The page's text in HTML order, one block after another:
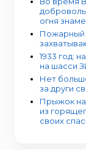
огня
Пожарный
1933 год:
на шасси
Нет
за други
Прыжок
из
своих